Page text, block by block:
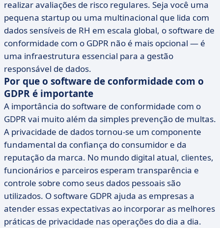
realizar avaliações de risco regulares. Seja você uma
pequena startup ou uma multinacional que lida com
dados sensíveis de RH em escala global, o software de
conformidade com o GDPR não é mais opcional — é
uma infraestrutura essencial para a gestão
responsável de dados.
Por que o software de conformidade com o
GDPR é importante
A importância do software de conformidade com o
GDPR vai muito além da simples prevenção de multas.
A privacidade de dados tornou-se um componente
fundamental da confiança do consumidor e da
reputação da marca. No mundo digital atual, clientes,
funcionários e parceiros esperam transparência e
controle sobre como seus dados pessoais são
utilizados. O software GDPR ajuda as empresas a
atender essas expectativas ao incorporar as melhores
práticas de privacidade nas operações do dia a dia.